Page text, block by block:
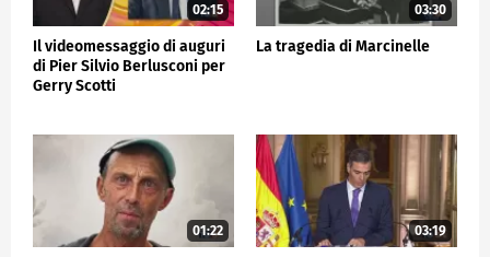
02:15
Il videomessaggio di auguri
di Pier Silvio Berlusconi per
Gerry Scotti
03:30
La tragedia di Marcinelle
01:22 03:19